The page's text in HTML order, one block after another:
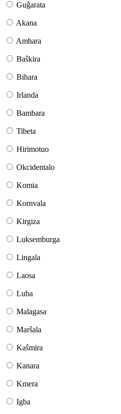
Guĝarata
Akana
Amhara
Baŝkira
Bihara
Irlanda
Bambara
Tibeta
Hirimotuo
Okcidentalo
Komia
Kornvala
Kirgiza
Luksemburga
Lingala
Laosa
Luba
Malagasa
Marŝala
Kaŝmira
Kanara
Kmera
Igba